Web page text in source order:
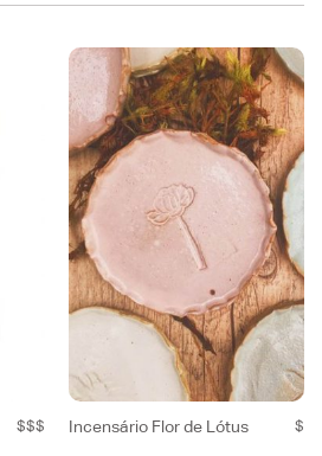
$$$ Incensário Flor de Lótus $